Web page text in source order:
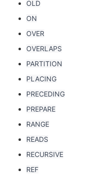
OLD
ON
OVER
OVERLAPS
PARTITION
PLACING
PRECEDING
PREPARE
RANGE
READS
RECURSIVE
REF